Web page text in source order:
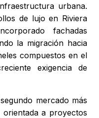
urbana.
de lujo en Riviera
fachadas
la migración hacia
compuestos en el
exigencia de
mercado más
a proyectos